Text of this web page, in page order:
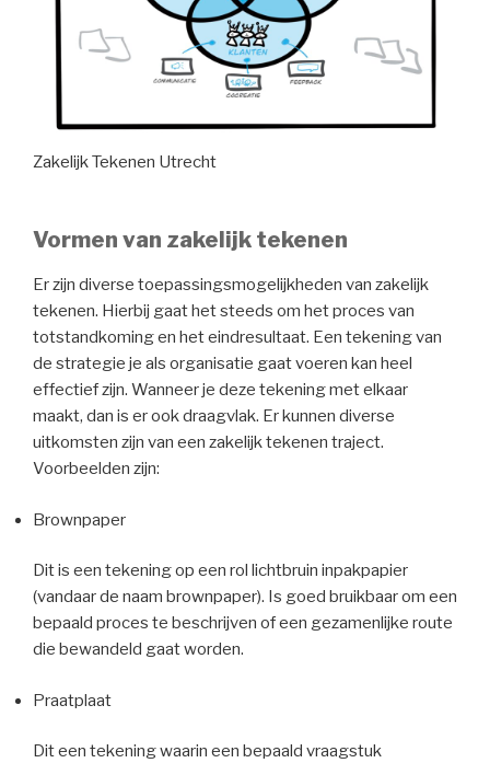
Zakelijk Tekenen Utrecht
Vormen van zakelijk tekenen
Er zijn diverse toepassingsmogelijkheden van zakelijk
tekenen. Hierbij gaat het steeds om het proces van
totstandkoming en het eindresultaat. Een tekening van
de strategie je als organisatie gaat voeren kan heel
effectief zijn. Wanneer je deze tekening met elkaar
maakt, dan is er ook draagvlak. Er kunnen diverse
uitkomsten zijn van een zakelijk tekenen traject.
Voorbeelden zijn:
Brownpaper
Dit is een tekening op een rol lichtbruin inpakpapier
(vandaar de naam brownpaper). Is goed bruikbaar om een
bepaald proces te beschrijven of een gezamenlijke route
die bewandeld gaat worden.
Praatplaat
Dit een tekening waarin een bepaald vraagstuk